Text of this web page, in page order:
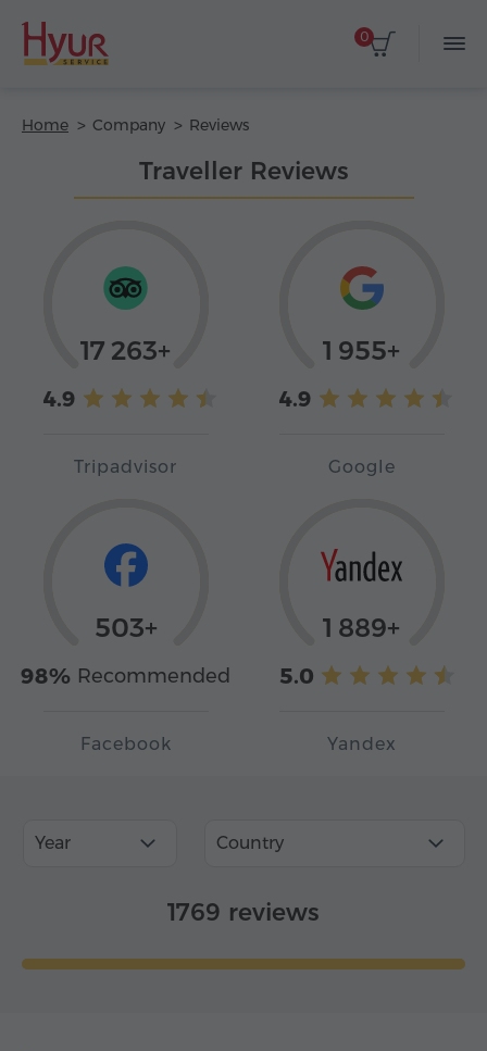
0
Home Company Reviews
Traveller Reviews
17 263+
4.9
Tripadvisor
1 955+
4.9
Google
503+
98% Recommended
Facebook
1 889+
5.0
Yandex
Year Country
1769 reviews